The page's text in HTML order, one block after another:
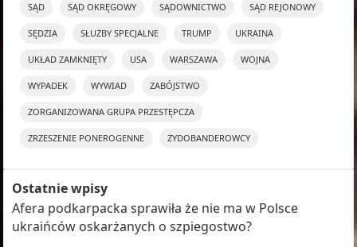
SĄD SĄD OKRĘGOWY SĄDOWNICTWO SĄD REJONOWY
SĘDZIA SŁUŻBY SPECJALNE TRUMP UKRAINA
UKŁAD ZAMKNIĘTY USA WARSZAWA WOJNA
WYPADEK WYWIAD ZABÓJSTWO
ZORGANIZOWANA GRUPA PRZESTĘPCZA
ZRZESZENIE PONEROGENNE ŻYDOBANDEROWCY
Ostatnie wpisy
Afera podkarpacka sprawiła że nie ma w Polsce
ukraińców oskarżanych o szpiegostwo?